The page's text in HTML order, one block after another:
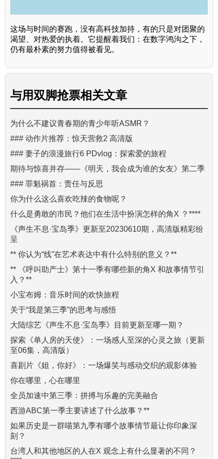
这场与时间的赛跑，没有高科技加持，有的只是对团聚的
渴望、对热爱的执着。它提醒着我们：在数字鸿沟之下，
仍有最朴素的努力值得被看见。
与用双脚抢票相关文章
为什么不建议青春期的青少年听ASMR？
### 动作片推荐：惊天营救2 高清版
### 妻子的浪漫旅行6 PDvlog：探索爱的旅程
期待与惊喜并存——《明天，我会成为谁的女友》第二季
### 罪魁祸首：责任与反思
你为什么这么喜欢吃辣的食物呢？
什么是勇敢的市民？他们在生活中扮演怎样的角X ？****
《声生不息·宝岛季》更新至20230610期，高清版精彩纷
呈
** 你认为“线”在艺术表达中有什么特别的意义？**
** 《呼叫助产士》第十一季有哪些新的角X 和故事情节引
入？**
小宝布姆：音乐时间的欢快旅程
关于“我是第三季”的思考与感悟
大陆综艺《声生不息·宝岛季》目前更新至哪一期？
探索《单人房的天使》：一场感人至深的心灵之旅（更新
至06集，高清版）
喜剧片《姐，你好》：一场爆笑与感动交织的观影体验
你在哪里，心在哪里
全员加速中第三季：拼搏与乐趣的完美融合
西游ABC第一季主要讲述了什么故事？**
如果历史是一群喵第九季有哪个故事情节最让你印象深
刻？
台湾人和其他地区的人在X 观念上有什么显著的不同？